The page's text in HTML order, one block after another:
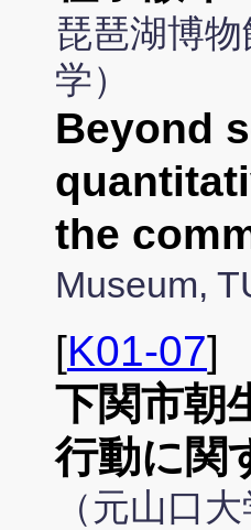
琵琶湖博
学）
Beyond
the
Museum,
[K01-07]
下関市朝
行動に関
（元山口